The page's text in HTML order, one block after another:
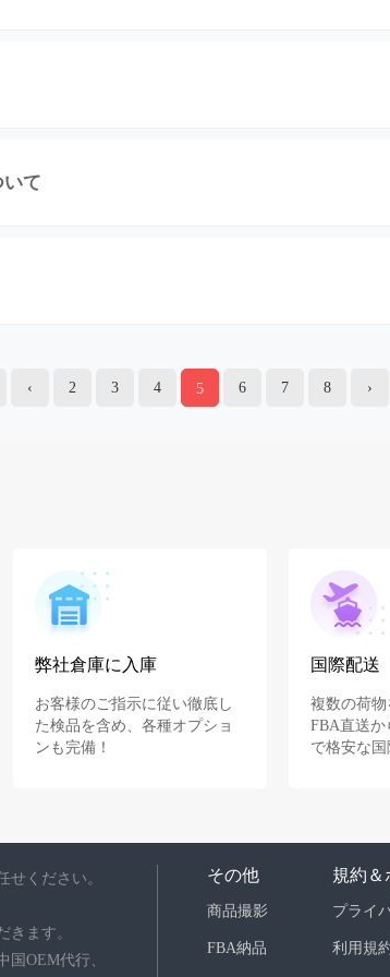
て
‹ 2 3 4 5 6 7 8 ›
弊社倉庫に入庫
お客様のご指示に従い徹底し
た検品を含め、各種オプショ
ンも完備！
国際配送
複数の荷物
FBA直送か
で格安な国
ください。
ます。
OEM代行、
その他
商品撮影
FBA納品
規約＆
プライ
利用規